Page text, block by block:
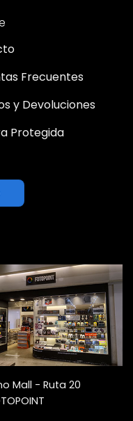
Frecuentes
y Devoluciones
Protegida
Mall - Ruta 20